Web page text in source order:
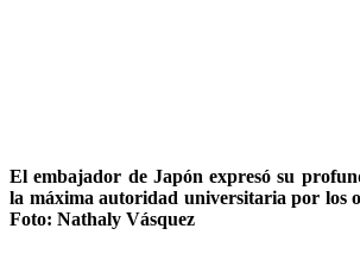
El embajador de Japón expresó su
la máxima autoridad universitaria por los
Foto: Nathaly Vásquez